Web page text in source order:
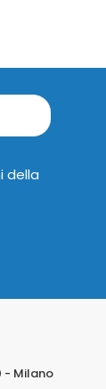
della
- Milano